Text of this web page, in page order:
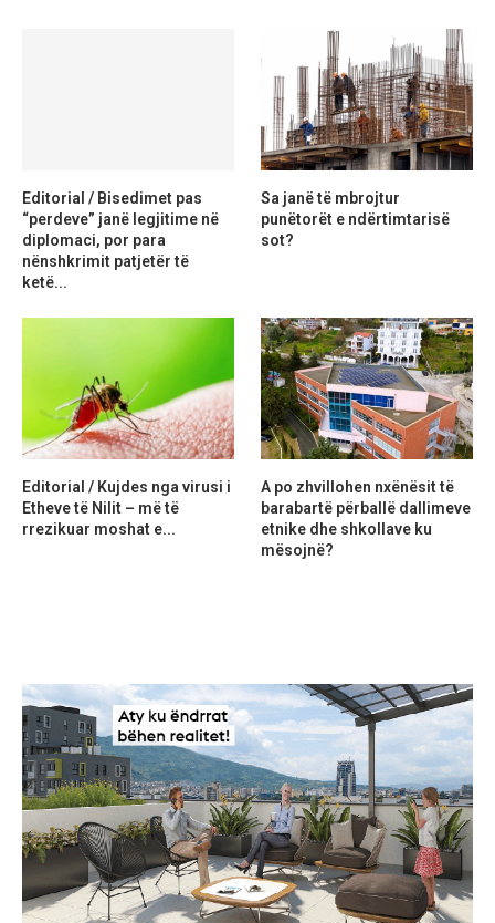
Editorial / Bisedimet pas
“perdeve” janë legjitime në
diplomaci, por para
nënshkrimit patjetër të
ketë...
Sa janë të mbrojtur
punëtorët e ndërtimtarisë
sot?
Editorial / Kujdes nga virusi i
Etheve të Nilit – më të
rrezikuar moshat e...
A po zhvillohen nxënësit të
barabartë përballë dallimeve
etnike dhe shkollave ku
mësojnë?